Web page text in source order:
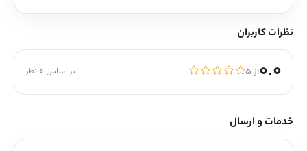
نظرات کاربران
0.0از ۵ بر اساس 0 نظر
خدمات و ارسال